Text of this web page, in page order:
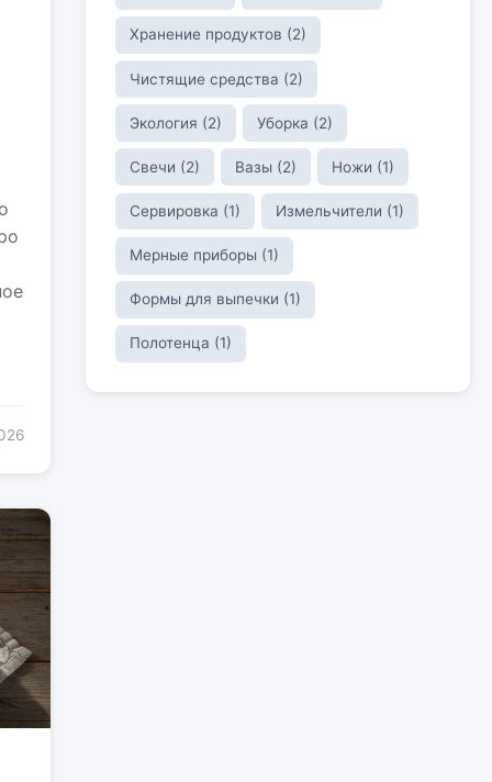
Хранение продуктов (2)
Чистящие средства (2)
Экология (2) Уборка (2)
Свечи (2) Вазы (2) Ножи (1)
Сервировка (1) Измельчители (1)
Мерные приборы (1)
Формы для выпечки (1)
Полотенца (1)